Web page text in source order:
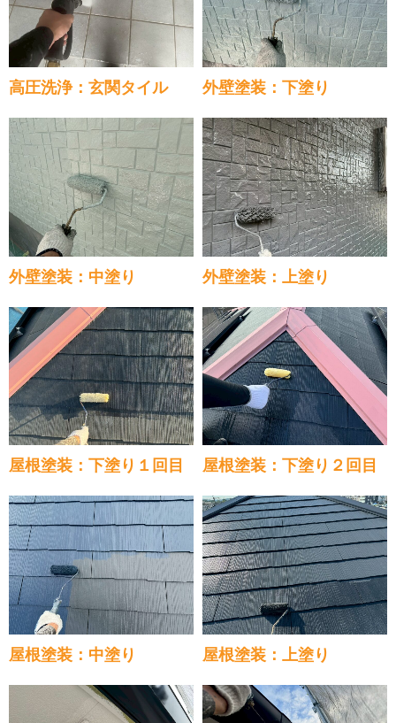
高圧洗浄：玄関タイル 外壁塗装：下塗り
外壁塗装：中塗り 外壁塗装：上塗り
屋根塗装：下塗り１回目 屋根塗装：下塗り２回目
屋根塗装：中塗り 屋根塗装：上塗り